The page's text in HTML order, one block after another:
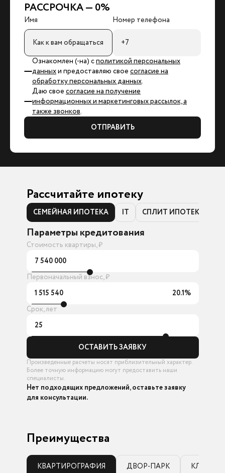
РАССРОЧКА — 0%
Имя Номер телефона
Ознакомлен (-на) сполитикой персональных
данныхи предоставляю свое согласие на
обработку персональных данных.
Даю свое согласие на получение
информационных и маркетинговых рассылок, а
также звонков.
ОТПРАВИТЬ
Рассчитайте ипотеку
СЕМЕЙНАЯ ИПОТЕКА IT СПЛИТ ИПОТЕКА
Параметры кредитования
Стоимость квартиры, ₽
7 540 000
Первоначальный взнос, ₽
1 515 540
20.1%
Срок, лет
25
ОСТАВИТЬ ЗАЯВКУ
Произведенные расчеты носят приблизительный характер.
Более точную информацию могут предоставить наши
специалисты.
Нет подходящих предложений, оставьте заявку
для консультации.
Преимущества
КВАРТИРОГРАФИЯ ДВОР-ПАРК